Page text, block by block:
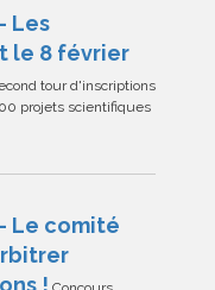
Les
le 8 février
tour d'inscriptions
projets scientifiques
Le comité
!